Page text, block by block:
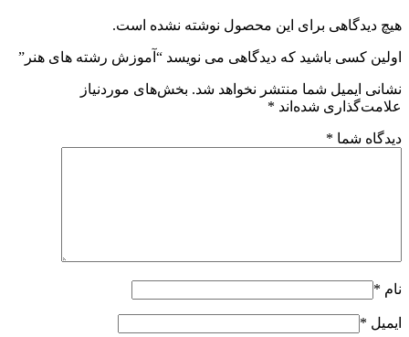
هیچ دیدگاهی برای این محصول نوشته نشده است.
اولین کسی باشید که دیدگاهی می نویسد “آموزش رشته های هنر”
نشانی ایمیل شما منتشر نخواهد شد. بخش‌های موردنیاز
علامت‌گذاری شده‌اند *
دیدگاه شما *
نام *
ایمیل *